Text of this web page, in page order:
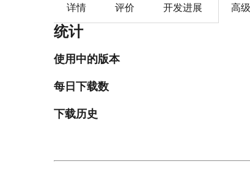
详情 评价 开发进展 高
统计
使用中的版本
每日下载数
下载历史